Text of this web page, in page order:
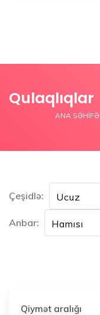
Qulaqlıqlar
ANA SƏHIFƏ
Çeşidlə:
Anbar:
Qiymət aralığı